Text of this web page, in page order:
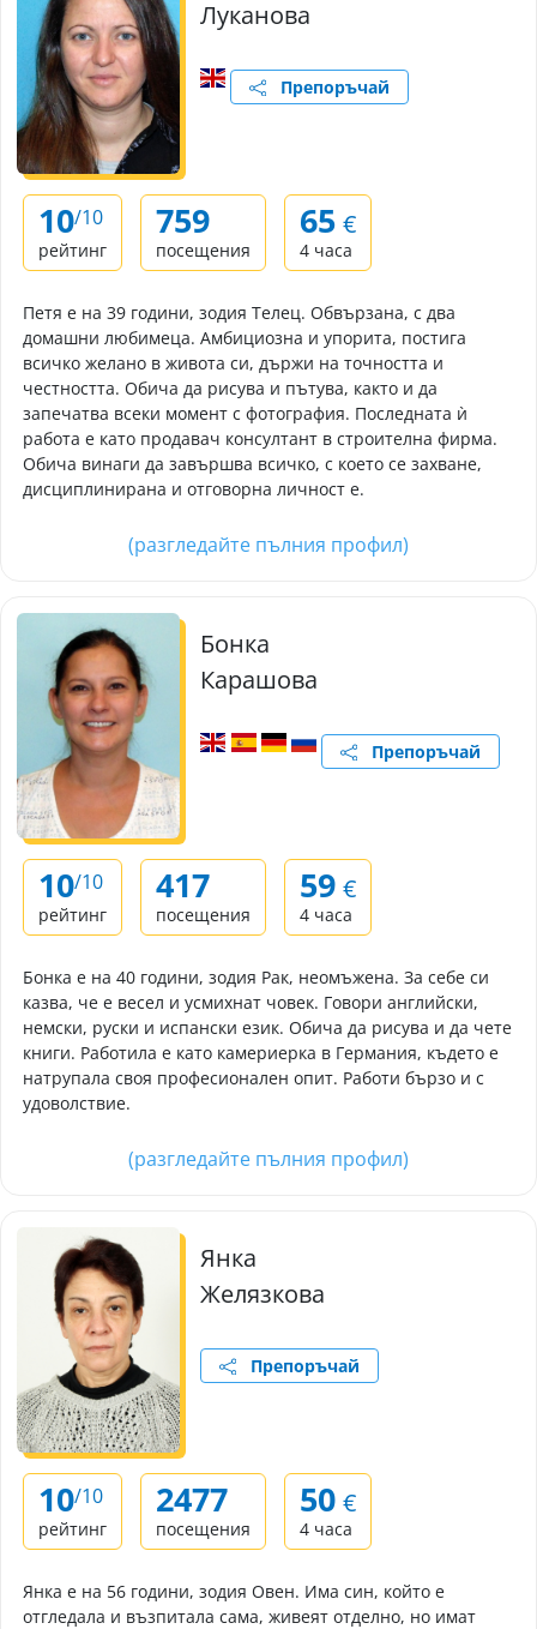
Луканова
Препоръчай
10/10
рейтинг
759
посещения
65 €
4 часа
Петя е на 39 години, зодия Телец. Обвързана, с два
домашни любимеца. Амбициозна и упорита, постига
всичко желано в живота си, държи на точността и
честността. Обича да рисува и пътува, както и да
запечатва всеки момент с фотография. Последната ѝ
работа е като продавач консултант в строителна фирма.
Обича винаги да завършва всичко, с което се захване,
дисциплинирана и отговорна личност е.
(разгледайте пълния профил)
Бонка
Карашова
Препоръчай
10/10
рейтинг
417
посещения
59 €
4 часа
Бонка е на 40 години, зодия Рак, неомъжена. За себе си
казва, че е весел и усмихнат човек. Говори английски,
немски, руски и испански език. Обича да рисува и да чете
книги. Работила е като камериерка в Германия, където е
натрупала своя професионален опит. Работи бързо и с
удоволствие.
(разгледайте пълния профил)
Янка
Желязкова
Препоръчай
10/10
рейтинг
2477
посещения
50 €
4 часа
Янка e на 56 години, зодия Овен. Има син, който е
отгледала и възпитала сама, живеят отделно, но имат